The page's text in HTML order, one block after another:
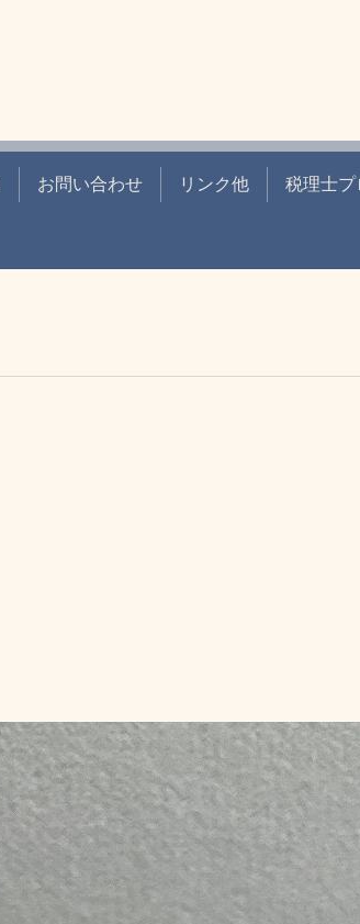
お問い合わせ リンク他 税理士プ